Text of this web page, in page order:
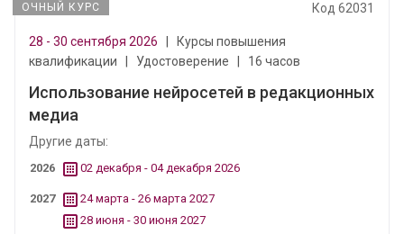
ОЧНЫЙ КУРС Код 62031
28 - 30 сентября 2026
Курсы повышения
квалификации
Удостоверение 16 часов
Использование нейросетей в редакционных
медиа
Другие даты:
2026 02 декабря - 04 декабря 2026
2027
24 марта - 26 марта 2027
28 июня - 30 июня 2027